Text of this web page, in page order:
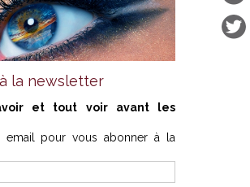
la newsletter
et tout voir avant les
email pour vous abonner à la